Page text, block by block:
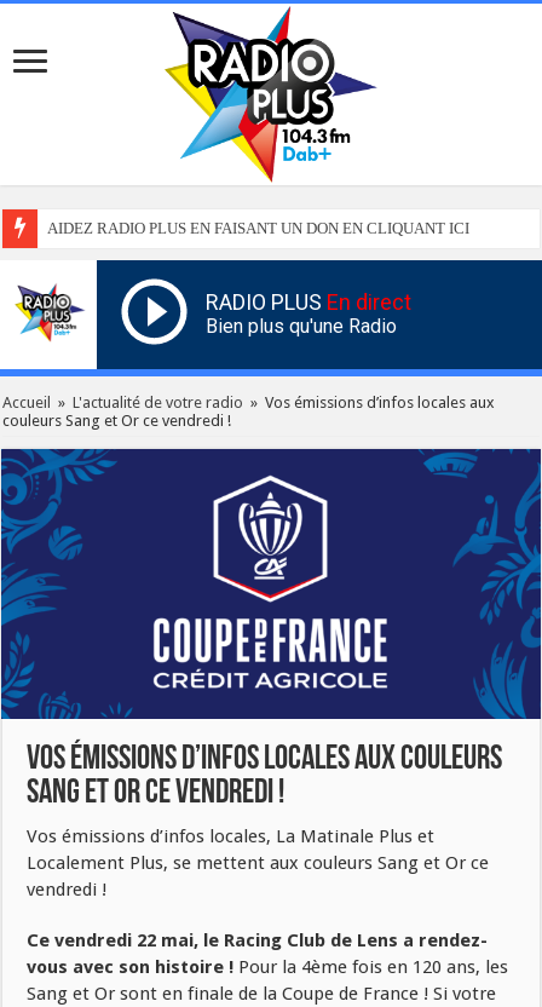
AIDEZ RADIO PLUS EN FAISANT UN DON EN CLIQUANT ICI
RADIO PLUS En direct
Bien plus qu'une Radio
Accueil » L'actualité de votre radio » Vos émissions d’infos locales aux
couleurs Sang et Or ce vendredi !
Vos émissions d’infos locales aux couleurs
Sang et Or ce vendredi !
Vos émissions d’infos locales, La Matinale Plus et
Localement Plus, se mettent aux couleurs Sang et Or ce
vendredi !
Ce vendredi 22 mai, le Racing Club de Lens a rendez-
vous avec son histoire ! Pour la 4ème fois en 120 ans, les
Sang et Or sont en finale de la Coupe de France ! Si votre